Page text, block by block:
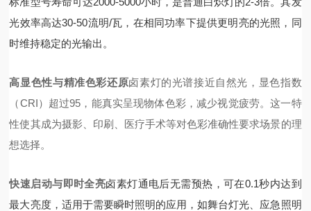
光效率高达30-50流明/瓦，在相同功率下提供更明亮的光照，同
时维持稳定的光输出。
高显色性与精准色彩还原卤素灯的光谱接近自然光，显色指数
（CRI）超过95，能真实呈现物体色彩，减少视觉疲劳。这一特
性使其成为摄影、印刷、医疗手术等对色彩准确性要求场景的理
想选择。
快速启动与即时全亮卤素灯通电后无需预热，可在0.1秒内达到
最大亮度，适用于需要瞬时照明的应用，如舞台灯光、应急照明